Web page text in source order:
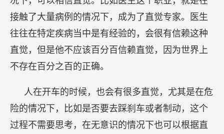
觉做出反应。然而，在商业领域不太可能有足够多
的条件让人们在直觉上获得很多经验。
很多时候，人们认为自己有直觉，但是认真想一
想，是不是真的这样？除非在这个领域里面有很多
有这种直觉，也不应该去信赖所谓的直觉，要明白
我们并不是直觉的专家，并没有那么丰富的经验。
这是我的回答。